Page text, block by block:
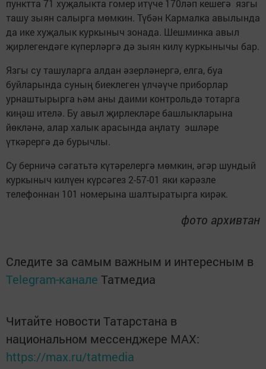
пунктта 71 хуҗалыкта гомер итүче 170ләп кешегә язгы
ташу зыян салырга мөмкин. Түбән Кармалка авылында
да ике хуҗалык куркыныч зонада. Шешминка авыл
җирлегендәге күперләргә дә зыян килү куркынычы бар.
Язгы су ташуларга алдан әзерләнергә, елга, буа
буйларында суның биеклеген үлчәүче приборлар
урнаштырырга һәм аны даими контрольдә тотарга
киңәш ителә. Бу авыл җирлекләре башлыкларына
йөкләнә, алар халык арасында аңлату эшләре
үткәрергә дә бурычлы.
Су берничә сәгатьтә күтәрелергә мөмкин, әгәр шундый
куркыныч килүен күрсәгез 2-57-01 яки кәрәзле
телефоннан 101 номерына шалтыратырга кирәк.
фото архивтан
Следите за самым важным и интересным в
Telegram-канале Татмедиа
Читайте новости Татарстана в
национальном мессенджере MАХ:
https://max.ru/tatmedia